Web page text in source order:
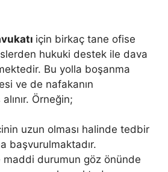
için birkaç tane ofise
hukuki destek ile dava
Bu yolla boşanma
ve de nafakanın
Örneğin;
uzun olması halinde tedbir
başvurulmaktadır.
maddi durumun göz önünde